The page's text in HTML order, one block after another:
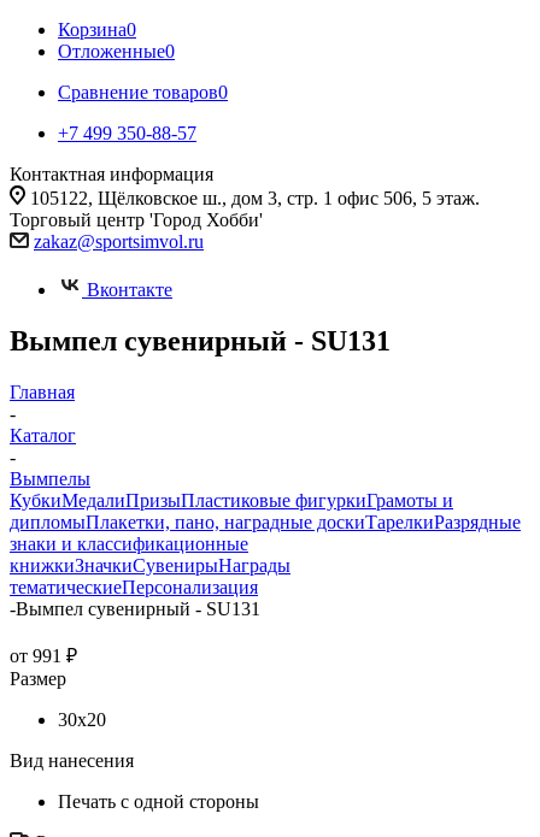
Корзина0
Отложенные0
Сравнение товаров0
+7 499 350-88-57
Контактная информация
105122, Щёлковское ш., дом 3, стр. 1 офис 506, 5 этаж.
Торговый центр 'Город Хобби'
zakaz@sportsimvol.ru
Вконтакте
Вымпел сувенирный - SU131
Главная
-
Каталог
-
Вымпелы
КубкиМедалиПризыПластиковые фигуркиГрамоты и
дипломыПлакетки, пано, наградные доскиТарелкиРазрядные
знаки и классификационные
книжкиЗначкиСувенирыНаграды
тематическиеПерсонализация
-Вымпел сувенирный - SU131
от 991 ₽
Размер
30x20
Вид нанесения
Печать с одной стороны